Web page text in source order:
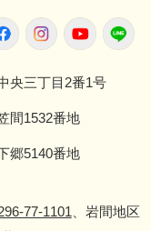
所FacebookInstagram
央三丁目2番1号
間1532番地
郷5140番地
77-1101 、岩間地区